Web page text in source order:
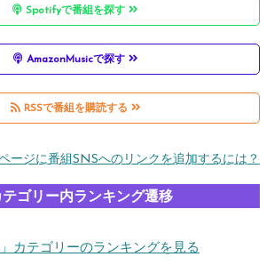
Spotifyで番組を探す
AmazonMusicで探す
RSSで番組を購読する
ージに番組SNSへのリンクを追加するには？
ゴリー内ランキング遷移
カテゴリーのランキングを見る